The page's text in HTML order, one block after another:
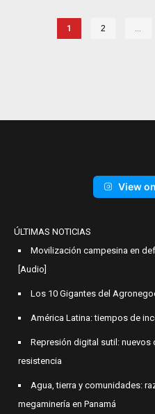
1 2 …
View
ÚLTIMAS NOTICIAS
Movilización campesina en
[Audio]
Los 10 Gigantes del
América Latina: tiempos de
Represión digital sutil:
resistencia
Agua, tierra y comunidades:
megaminería en Panamá